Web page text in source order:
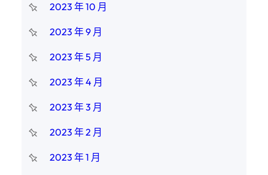
2023 年 10 月
2023 年 9 月
2023 年 5 月
2023 年 4 月
2023 年 3 月
2023 年 2 月
2023 年 1 月